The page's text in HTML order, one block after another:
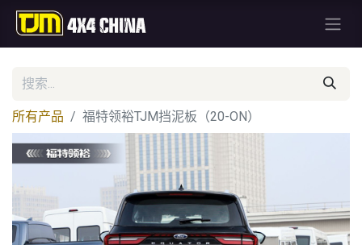
所有产品 福特领裕TJM挡泥板（20-ON）